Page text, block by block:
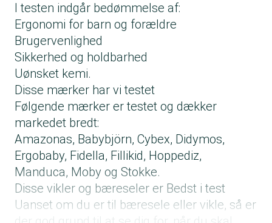
I testen indgår bedømmelse af:
Ergonomi for barn og forældre
Brugervenlighed
Sikkerhed og holdbarhed
Uønsket kemi.
Disse mærker har vi testet
Følgende mærker er testet og dækker
markedet bredt:
Amazonas, Babybjörn, Cybex, Didymos,
Ergobaby, Fidella, Fillikid, Hoppediz,
Manduca, Moby og Stokke.
Disse vikler og bæreseler er Bedst i test
Uanset om du er til bæresele eller vikle, så er